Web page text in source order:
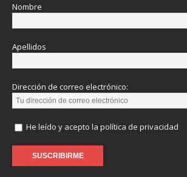
Nombre
Apellidos
Dirección de correo electrónico:
He leído y acepto la política de privacidad